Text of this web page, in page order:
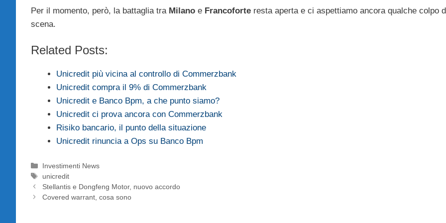
Per il momento, però, la battaglia tra Milano e Francoforte resta aperta e ci aspettiamo ancora qualche colpo
scena.
Related Posts:
Unicredit più vicina al controllo di Commerzbank
Unicredit compra il 9% di Commerzbank
Unicredit e Banco Bpm, a che punto siamo?
Unicredit ci prova ancora con Commerzbank
Risiko bancario, il punto della situazione
Unicredit rinuncia a Ops su Banco Bpm
Categorie
Investimenti News
Tag
unicredit
Stellantis e Dongfeng Motor, nuovo accordo
Covered warrant, cosa sono